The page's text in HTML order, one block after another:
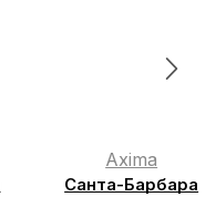
Axima
Санта-Барбара